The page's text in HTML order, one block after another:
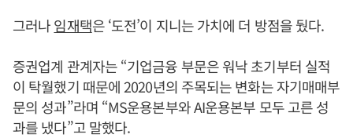
그러나임재택은 ‘도전’이 지니는 가치에 더 방점을 뒀다.
증권업계 관계자는 “기업금융 부문은 워낙 초기부터 실적
이 탁월했기 때문에 2020년의 주목되는 변화는 자기매매부
문의 성과”라며 “MS운용본부와 AI운용본부 모두 고른 성
과를 냈다”고 말했다.